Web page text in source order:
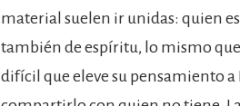
material suelen ir unidas: quien
también de espíritu, lo mismo
difícil que eleve su pensamiento